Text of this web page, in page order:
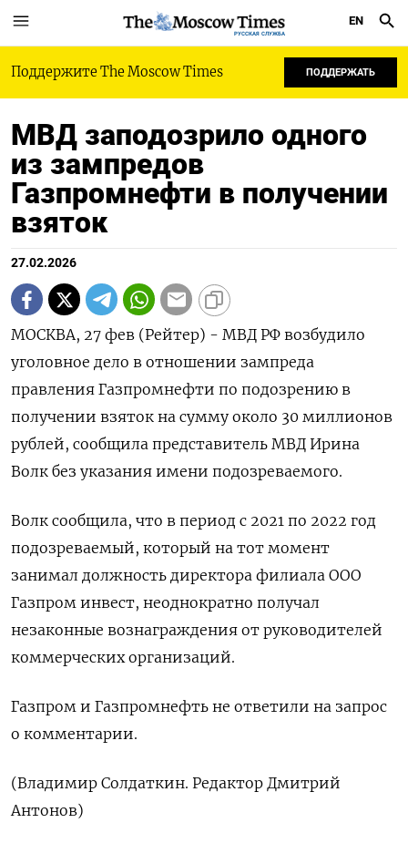
РУССКАЯ СЛУЖБА
EN
Поддержите The Moscow Times ПОДДЕРЖАТЬ
МВД заподозрило одного
из зампредов
Газпромнефти в получении
взяток
27.02.2026
МОСКВА, 27 фев (Рейтер) - МВД РФ возбудило
‌уголовное дело в отношении зампреда
правления Газпромнефти ​по подозрению ​в
получении ​взяток ⁠на ‌сумму около ‌30 миллионов
рублей, сообщила представитель ​МВД Ирина
‌Волк без ​указания имени подозреваемого.
Волк сообщила, ‌что в период с 2021 по ​2022 ​год
подозреваемый, ‌который на тот ​момент
занимал должность директора филиала ООО
Газпром инвест, неоднократно получал
незаконные вознаграждения от ​руководителей
⁠коммерческих организаций.
Газпром и Газпромнефть ‌не ответили ‌на запрос
о комментарии.
(Владимир ​Солдаткин. Редактор ‌Дмитрий
Антонов)